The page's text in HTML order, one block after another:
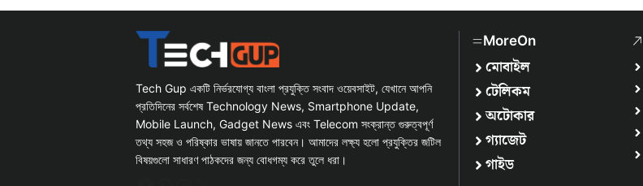
Tech Gup একটি নির্ভরযোগ্য বাংলা প্রযুক্তি সংবাদ ওয়েবসাইট, যেখানে আপনি
প্রতিদিনের সর্বশেষ Technology News, Smartphone Update,
Mobile Launch, Gadget News এবং Telecom সংক্রান্ত গুরুত্বপূর্ণ
তথ্য সহজ ও পরিষ্কার ভাষায় জানতে পারবেন। আমাদের লক্ষ্য হলো প্রযুক্তির জটিল
বিষয়গুলো সাধারণ পাঠকদের জন্য বোধগম্য করে তুলে ধরা।
MoreOn
মোবাইল
টেলিকম
অটোকার
গ্যাজেট
গাইড